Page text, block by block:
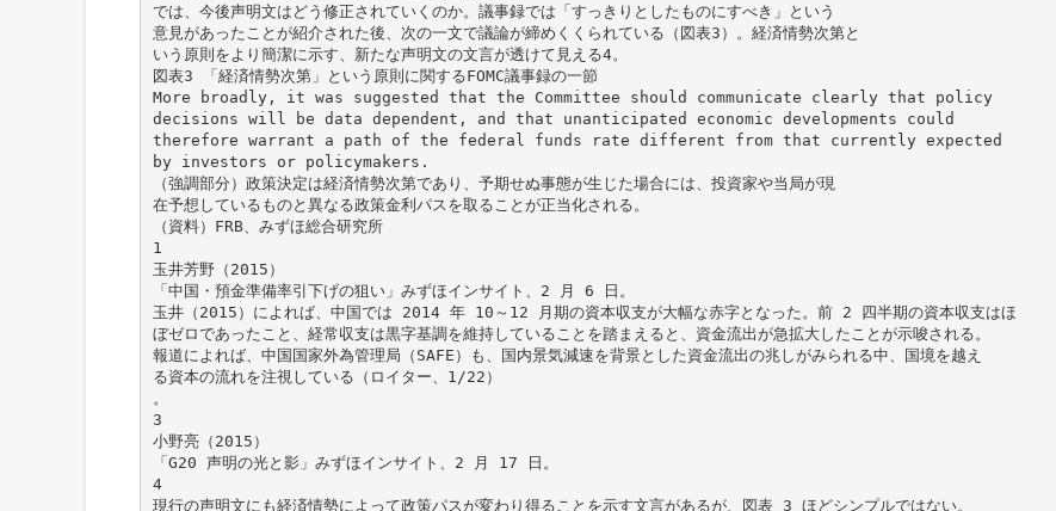
では、今後声明文はどう修正されていくのか。議事録では「すっきりとしたものにすべき」という
意見があったことが紹介された後、次の一文で議論が締めくくられている（図表3）。経済情勢次第と
いう原則をより簡潔に示す、新たな声明文の文言が透けて見える4。
図表3 「経済情勢次第」という原則に関するFOMC議事録の一節
More broadly, it was suggested that the Committee should communicate clearly that policy
decisions will be data dependent, and that unanticipated economic developments could
therefore warrant a path of the federal funds rate different from that currently expected
by investors or policymakers.
（強調部分）政策決定は経済情勢次第であり、予期せぬ事態が生じた場合には、投資家や当局が現
在予想しているものと異なる政策金利パスを取ることが正当化される。
（資料）FRB、みずほ総合研究所
1
玉井芳野（2015）
「中国・預金準備率引下げの狙い」みずほインサイト、2 月 6 日。
玉井（2015）によれば、中国では 2014 年 10～12 月期の資本収支が大幅な赤字となった。前 2 四半期の資本収支はほ
ぼゼロであったこと、経常収支は黒字基調を維持していることを踏まえると、資金流出が急拡大したことが示唆される。
報道によれば、中国国家外為管理局（SAFE）も、国内景気減速を背景とした資金流出の兆しがみられる中、国境を越え
る資本の流れを注視している（ロイター、1/22）
。
3
小野亮（2015）
「G20 声明の光と影」みずほインサイト、2 月 17 日。
4
現行の声明文にも経済情勢によって政策パスが変わり得ることを示す文言があるが、図表 3 ほどシンプルではない。